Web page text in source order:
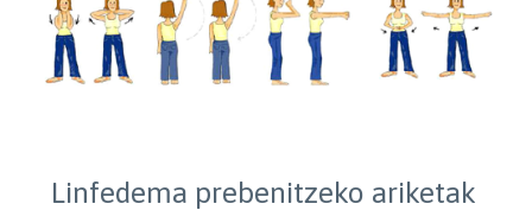
Linfedema prebenitzeko ariketak